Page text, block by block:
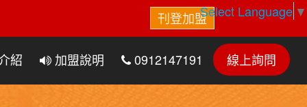
Select Language ▼
刊登加盟
紹 加盟說明 0912147191 線上詢問